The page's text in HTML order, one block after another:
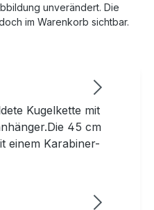
unverändert. Die
im Warenkorb sichtbar.
Kugelkette mit
45 cm
einem Karabiner-